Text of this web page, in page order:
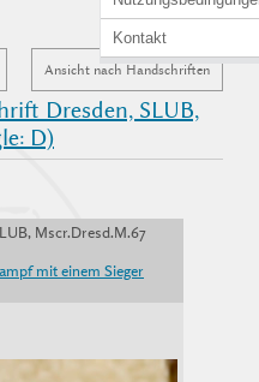
Kontakt
Ansicht nach Handschriften
Dresden, SLUB,
D)
Mscr.Dresd.M.67
mit einem Sieger